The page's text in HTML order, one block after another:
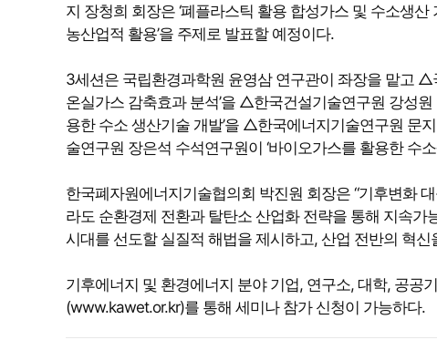
지 장청희 회장은 ‘폐플라스틱 활용 합성가스 및 수소생
농산업적 활용’을 주제로 발표할 예정이다.
3세션은 국립환경과학원 윤영삼 연구관이 좌장을 맡고
온실가스 감축효과 분석’을 △한국건설기술연구원 강성
용한 수소 생산기술 개발’을 △한국에너지기술연구원 문
술연구원 장은석 수석연구원이 ‘바이오가스를 활용한 수
한국폐자원에너지기술협의회 박진원 회장은 “기후변화
라도 순환경제 전환과 탈탄소 산업화 전략을 통해 지속
시대를 선도할 실질적 해법을 제시하고, 산업 전반의 혁
기후에너지 및 환경에너지 분야 기업, 연구소, 대학, 공공
(www.kawet.or.kr)를 통해 세미나 참가 신청이 가능하다.